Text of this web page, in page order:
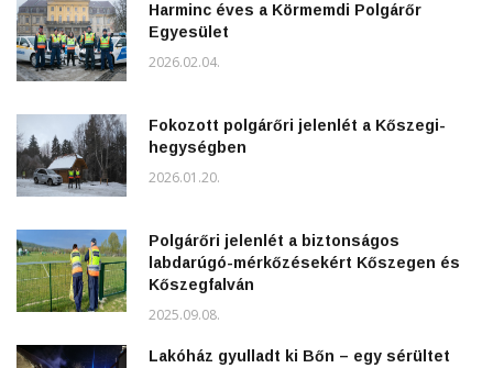
Harminc éves a Körmemdi Polgárőr
Egyesület
2026.02.04.
Fokozott polgárőri jelenlét a Kőszegi-
hegységben
2026.01.20.
Polgárőri jelenlét a biztonságos
labdarúgó-mérkőzésekért Kőszegen és
Kőszegfalván
2025.09.08.
Lakóház gyulladt ki Bőn – egy sérültet